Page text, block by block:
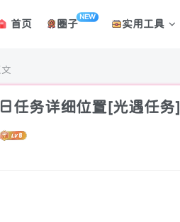
首页 圈子
NEW
实用工具
任务详细位置[光遇任务]